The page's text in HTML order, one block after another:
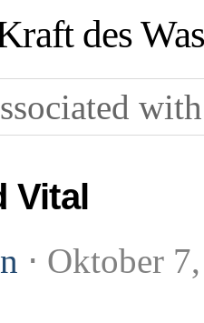
des
Vital
⋅ Oktober